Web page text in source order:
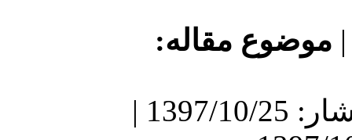
مقاله:
دریافت: 1397/2/4 | انتشار: 1397/10/25 |